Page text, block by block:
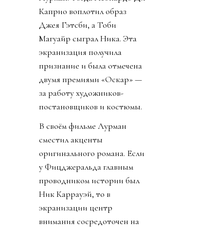
Каприо воплотил образ
Джея Гэтсби, а Тоби
Магуайр сыграл Ника. Эта
экранизация получила
признание и была отмечена
двумя премиями «Оскар» —
за работу художников-
постановщиков и костюмы.
В своём фильме Лурман
сместил акценты
оригинального романа. Если
у Фицджеральда главным
проводником истории был
Ник Каррауэй, то в
экранизации центр
внимания сосредоточен на